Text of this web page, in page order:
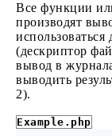
Все функции
производят
(дескриптор
вывод в
выводить
2).
Example.php